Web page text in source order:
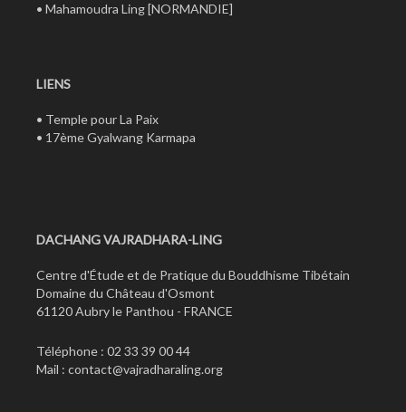
• Mahamoudra Ling[NORMANDIE]
LIENS
• Temple pour La Paix
• 17ème Gyalwang Karmapa
DACHANG VAJRADHARA-LING
Centre d'Étude et de Pratique du Bouddhisme Tibétain
Domaine du Château d'Osmont
61120 Aubry le Panthou - FRANCE
Téléphone : 02 33 39 00 44
Mail : contact@vajradharaling.org